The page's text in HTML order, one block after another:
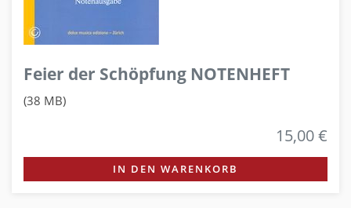
Feier der Schöpfung NOTENHEFT
(38 MB)
15,00 €
IN DEN WARENKORB